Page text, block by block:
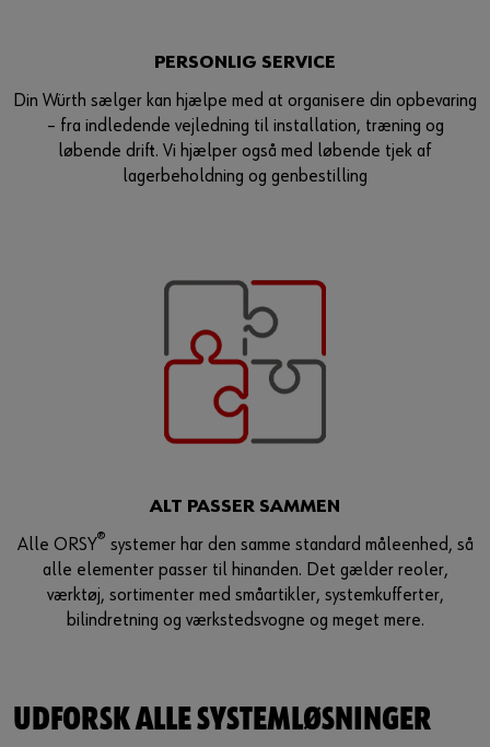
PERSONLIG SERVICE
Din Würth sælger kan hjælpe med at organisere din opbevaring
– fra indledende vejledning til installation, træning og
løbende drift. Vi hjælper også med løbende tjek af
lagerbeholdning og genbestilling
ALT PASSER SAMMEN
Alle ORSY® systemer har den samme standard måleenhed, så
alle elementer passer til hinanden. Det gælder reoler,
værktøj, sortimenter med småartikler, systemkufferter,
bilindretning og værkstedsvogne og meget mere.
UDFORSK ALLE SYSTEMLØSNINGER